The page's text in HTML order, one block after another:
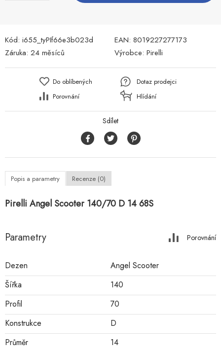
Kód: i655_tyPIf66e3b023d EAN: 8019227277173
Záruka: 24 měsíců Výrobce: Pirelli
Do oblíbených
Porovnání
Dotaz prodejci
Hlídání
Sdílet
Popis a parametry Recenze (0)
Pirelli Angel Scooter 140/70 D 14 68S
Parametry Porovnání
Dezen
Angel Scooter
Šířka
140
Profil
70
Konstrukce
D
Průměr
14